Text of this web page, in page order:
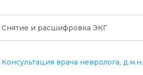
Снятие и расшифровка ЭКГ
Консультация врача невролога, д.м.н.